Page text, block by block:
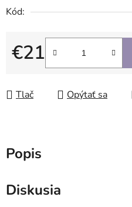
Kód:
€21
Jednotková cena:
Tlač Opýtať sa
Popis
Diskusia